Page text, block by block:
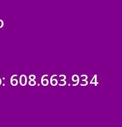
608.663.934